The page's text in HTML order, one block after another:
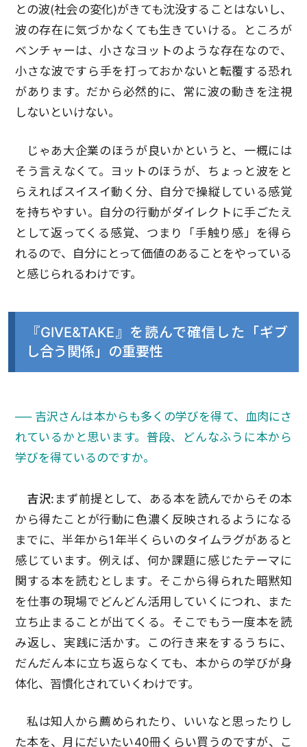
との波(社会の変化)がきても沈没することはないし、
波の存在に気づかなくても生きていける。ところが
ベンチャーは、小さなヨットのような存在なので、
小さな波ですら手を打っておかないと転覆する恐れ
があります。だから必然的に、常に波の動きを注視
しないといけない。
じゃあ大企業のほうが良いかというと、一概には
そう言えなくて。ヨットのほうが、ちょっと波をと
らえればスイスイ動く分、自分で操縦している感覚
を持ちやすい。自分の行動がダイレクトに手ごたえ
として返ってくる感覚、つまり「手触り感」を得ら
れるので、自分にとって価値のあることをやっている
と感じられるわけです。
『GIVE&TAKE』を読んで確信した「ギブ
し合う関係」の重要性
── 吉沢さんは本からも多くの学びを得て、血肉にさ
れているかと思います。普段、どんなふうに本から
学びを得ているのですか。
吉沢: まず前提として、ある本を読んでからその本
から得たことが行動に色濃く反映されるようになる
までに、半年から1年半くらいのタイムラグがあると
感じています。例えば、何か課題に感じたテーマに
関する本を読むとします。そこから得られた暗黙知
を仕事の現場でどんどん活用していくにつれ、また
立ち止まることが出てくる。そこでもう一度本を読
み返し、実践に活かす。この行き来をするうちに、
だんだん本に立ち返らなくても、本からの学びが身
体化、習慣化されていくわけです。
私は知人から薦められたり、いいなと思ったりし
た本を、月にだいたい40冊くらい買うのですが、こ